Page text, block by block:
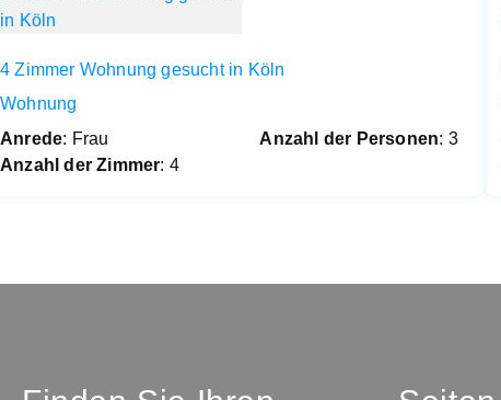
4 Zimmer Wohnung gesucht in Köln
Wohnung
Anrede: Frau Anzahl der Personen: 3
Anzahl der Zimmer: 4